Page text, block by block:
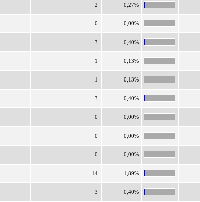
2 0,27%
0 0,00%
3 0,40%
1 0,13%
1 0,13%
3 0,40%
0 0,00%
0 0,00%
0 0,00%
14 1,89%
3 0,40%